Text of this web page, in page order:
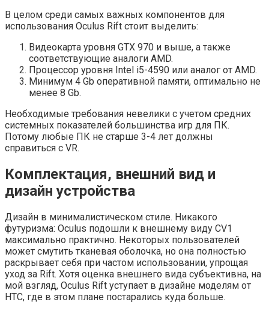
В целом среди самых важных компонентов для
использования Oculus Rift стоит выделить:
Видеокарта уровня GTX 970 и выше, а также
соответствующие аналоги AMD.
Процессор уровня Intel i5-4590 или аналог от AMD.
Минимум 4 Gb оперативной памяти, оптимально не
менее 8 Gb.
Необходимые требования невелики с учетом средних
системных показателей большинства игр для ПК.
Потому любые ПК не старше 3-4 лет должны
справиться с VR.
Комплектация, внешний вид и
дизайн устройства
Дизайн в минималистическом стиле. Никакого
футуризма: Oculus подошли к внешнему виду CV1
максимально практично. Некоторых пользователей
может смутить тканевая оболочка, но она полностью
раскрывает себя при частом использовании, упрощая
уход за Rift. Хотя оценка внешнего вида субъективна, на
мой взгляд, Oculus Rift уступает в дизайне моделям от
HTC, где в этом плане постарались куда больше.